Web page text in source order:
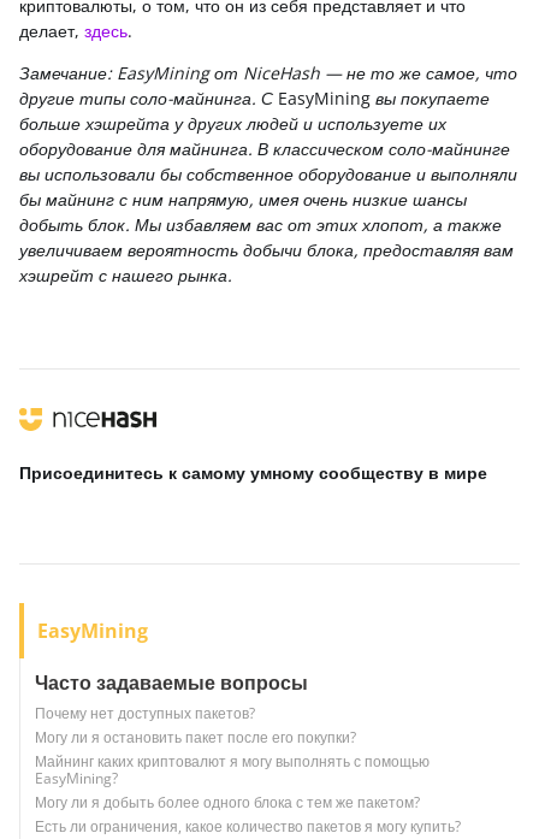
криптовалюты, о том, что он из себя представляет и что
делает, здесь.
Замечание: EasyMining от NiceHash — не то же самое, что
другие типы соло-майнинга. С EasyMining вы покупаете
больше хэшрейта у других людей и используете их
оборудование для майнинга. В классическом соло-майнинге
вы использовали бы собственное оборудование и выполняли
бы майнинг с ним напрямую, имея очень низкие шансы
добыть блок. Мы избавляем вас от этих хлопот, а также
увеличиваем вероятность добычи блока, предоставляя вам
хэшрейт с нашего рынка.
Присоединитесь к самому умному сообществу в мире
EasyMining
Часто задаваемые вопросы
Почему нет доступных пакетов?
Могу ли я остановить пакет после его покупки?
Майнинг каких криптовалют я могу выполнять с помощью
EasyMining?
Могу ли я добыть более одного блока с тем же пакетом?
Есть ли ограничения, какое количество пакетов я могу купить?